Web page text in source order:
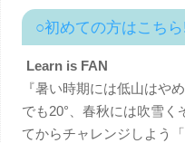
○初めての方はこちら
Learn is FAN
『暑い時期には低山はや
でも20°、春秋には吹雪
てからチャレンジしよう「